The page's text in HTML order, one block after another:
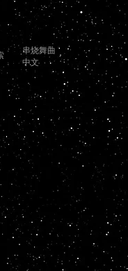
串烧舞曲
中文